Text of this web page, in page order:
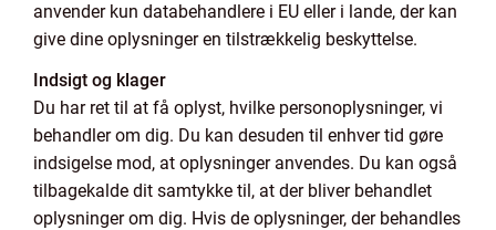
anvender kun databehandlere i EU eller i lande, der kan
give dine oplysninger en tilstrækkelig beskyttelse.
Indsigt og klager
Du har ret til at få oplyst, hvilke personoplysninger, vi
behandler om dig. Du kan desuden til enhver tid gøre
indsigelse mod, at oplysninger anvendes. Du kan også
tilbagekalde dit samtykke til, at der bliver behandlet
oplysninger om dig. Hvis de oplysninger, der behandles